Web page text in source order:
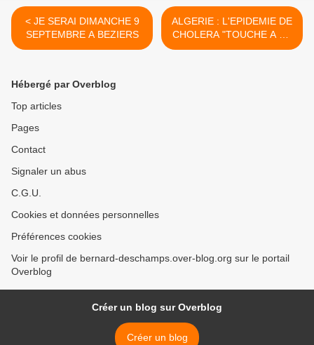
< JE SERAI DIMANCHE 9
SEPTEMBRE A BEZIERS
ALGERIE : L'EPIDEMIE DE
CHOLERA "TOUCHE A SA
FIN" >
Hébergé par Overblog
Top articles
Pages
Contact
Signaler un abus
C.G.U.
Cookies et données personnelles
Préférences cookies
Voir le profil de bernard-deschamps.over-blog.org sur le portail
Overblog
Créer un blog sur Overblog
Créer un blog